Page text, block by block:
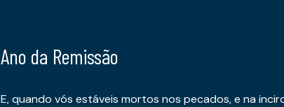
Ano da Remissão
E, quando vós estáveis mortos nos pecados, e na